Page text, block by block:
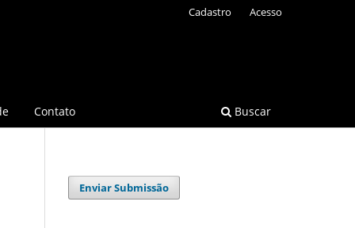
Contato Buscar
Cadastro Acesso
Enviar Submissão